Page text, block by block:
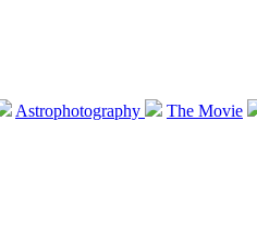
Astrophotography The Movie